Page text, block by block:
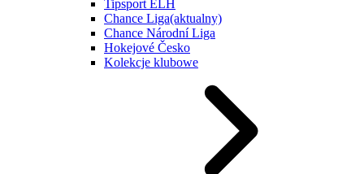
Tipsport ELH
Chance Liga(aktualny)
Chance Národní Liga
Hokejové Česko
Kolekcje klubowe